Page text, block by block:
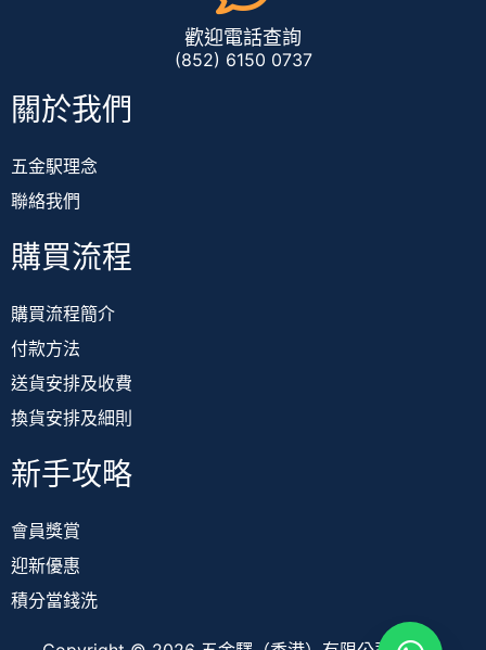
歡迎電話查詢
(852) 6150 0737
關於我們
五金駅理念
聯絡我們
購買流程
購買流程簡介
付款方法
送貨安排及收費
換貨安排及細則
新手攻略
會員獎賞
迎新優惠
積分當錢洗